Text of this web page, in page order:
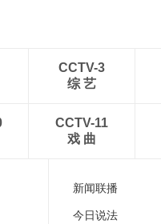
CCTV-3
综 艺
CCTV-11
戏 曲
新闻联播
今日说法